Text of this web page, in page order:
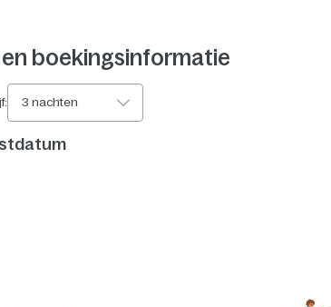
boekingsinformatie
3 nachten